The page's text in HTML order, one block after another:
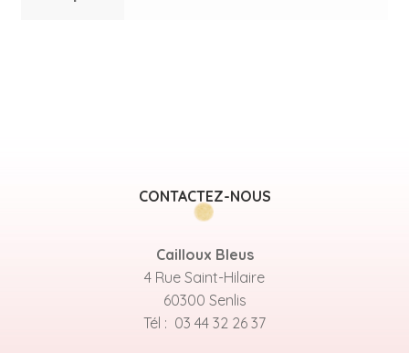
CONTACTEZ-NOUS
Cailloux Bleus
4 Rue Saint-Hilaire
60300 Senlis
Tél : 03 44 32 26 37